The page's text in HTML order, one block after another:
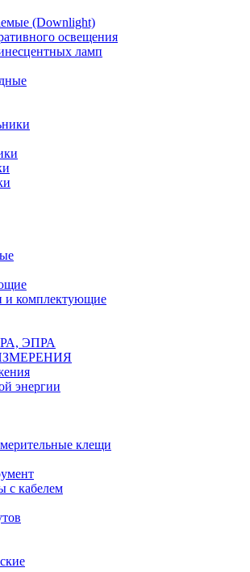
(Downlight)
освещения
ламп
и комплектующие
ЭПРА
энергии
клещи
с кабелем